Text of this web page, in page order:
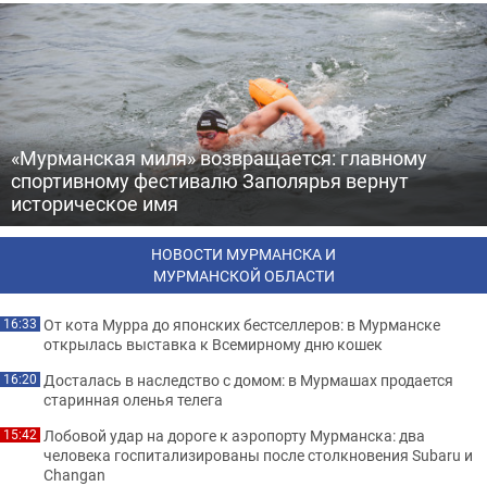
«Мурманская миля» возвращается: главному
спортивному фестивалю Заполярья вернут
историческое имя
НОВОСТИ МУРМАНСКА И
МУРМАНСКОЙ ОБЛАСТИ
16:33 От кота Мурра до японских бестселлеров: в Мурманске
открылась выставка к Всемирному дню кошек
16:20 Досталась в наследство с домом: в Мурмашах продается
старинная оленья телега
15:42 Лобовой удар на дороге к аэропорту Мурманска: два
человека госпитализированы после столкновения Subaru и
Changan